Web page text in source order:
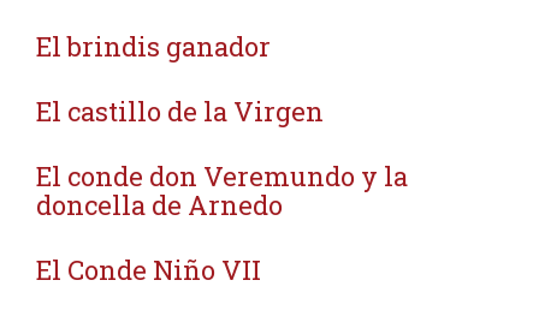
El brindis ganador
El castillo de la Virgen
El conde don Veremundo y la
doncella de Arnedo
El Conde Niño VII